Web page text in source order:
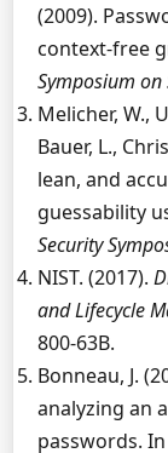
(2009).
context-free
Symposium on
Melicher, W.,
Bauer, L.,
lean, and
guessability
Security
NIST. (2017).
and Lifecycle
800-63B.
Bonneau, J.
analyzing an
passwords. In